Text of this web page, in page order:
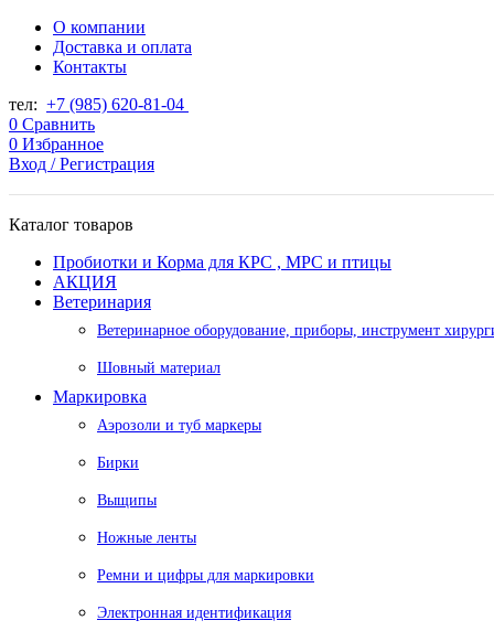
О компании
Доставка и оплата
Контакты
тел: +7 (985) 620-81-04
0 Сравнить
0 Избранное
Вход / Регистрация
Каталог товаров
Пробиотки и Корма для КРС , МРС и птицы
АКЦИЯ
Ветеринария
Ветеринарное оборудование, приборы, инструмент
Шовный материал
Маркировка
Аэрозоли и туб маркеры
Бирки
Выщипы
Ножные ленты
Ремни и цифры для маркировки
Электронная идентификация